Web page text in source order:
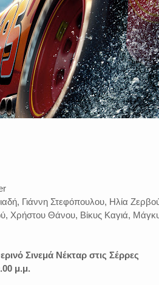
Γιάννη Στεφόπουλου, Ηλία
Χρήστου Θάνου, Βίκυς Καγιά,
Σινεμά Νέκταρ στις Σέρρες
μ.μ.